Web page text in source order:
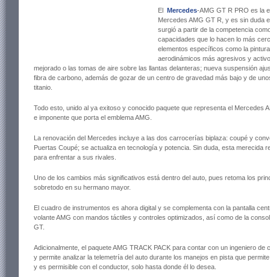
El Mercedes-AMG GT R PRO es la
Mercedes AMG GT R, y es sin duda
surgió a partir de la competencia
capacidades que lo hacen lo más
elementos específicos como la
aerodinámicos más agresivos y
mejorado o las tomas de aire sobre las llantas delanteras; nueva suspensión
fibra de carbono, además de gozar de un centro de gravedad más bajo y de
titanio.
Todo esto, unido al ya exitoso y conocido paquete que representa el Mercedes
e imponente que porta el emblema AMG.
La renovación del Mercedes incluye a las dos carrocerías biplaza: coupé y
Puertas Coupé; se actualiza en tecnología y potencia. Sin duda, esta merecida
para enfrentar a sus rivales.
Uno de los cambios más significativos está dentro del auto, pues retoma los
sobretodo en su hermano mayor.
El cuadro de instrumentos es ahora digital y se complementa con la pantalla
volante AMG con mandos táctiles y controles optimizados, así como de la
GT.
Adicionalmente, el paquete AMG TRACK PACK para contar con un ingeniero
y permite analizar la telemetría del auto durante los manejos en pista que
y es permisible con el conductor, solo hasta donde él lo desea.